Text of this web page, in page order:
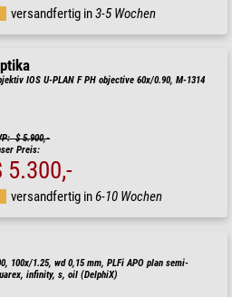
versandfertig in3-5 Wochen
IOS U-PLAN F PH objective 60x/0.90, M-1314
$ 5.900,-
Preis:
5.300,-
versandfertig in6-10 Wochen
100x/1.25, wd 0,15 mm, PLFi APO plan semi-
infinity, s, oil (DelphiX)